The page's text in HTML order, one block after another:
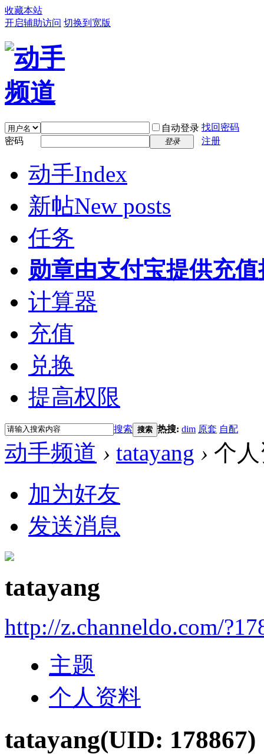
收藏本站
开启辅助访问 切换到宽版
自动登录 找回密码
密码
登录 注册
动手Index
新帖New posts
任务
勋章由支付宝提供充
计算器
充值
兑换
提高权限
搜索 搜索 热搜: dim 原套 自配
动手频道 › tatayang › 个
加为好友
发送消息
tatayang
http://z.channeldo.com/
主题
个人资料
tatayang(UID: 178867)